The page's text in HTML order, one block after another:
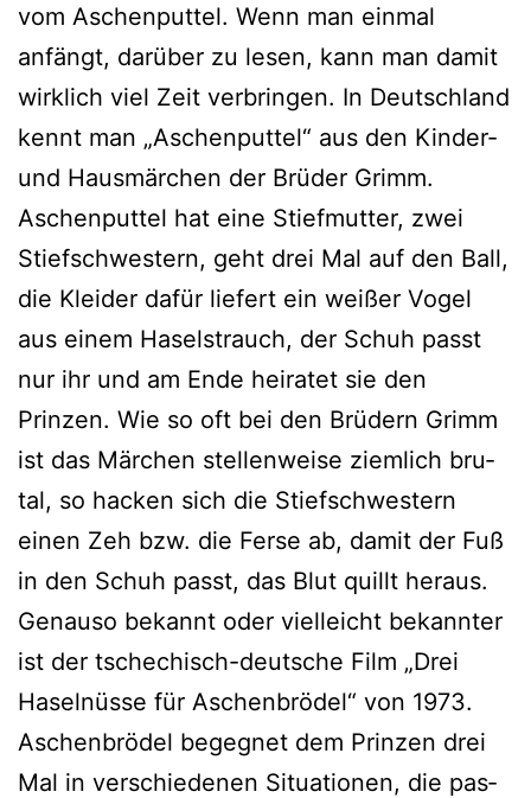
vom Aschenputtel. Wenn man ein­mal
anfängt, dar­über zu lesen, kann man damit
wirk­lich viel Zeit ver­brin­gen. In Deutschland
kennt man „Aschenputtel“ aus den Kinder-
und Hausmärchen der Brüder Grimm.
Aschenputtel hat eine Stiefmutter, zwei
Stiefschwestern, geht drei Mal auf den Ball,
die Kleider dafür lie­fert ein wei­ßer Vogel
aus einem Haselstrauch, der Schuh passt
nur ihr und am Ende hei­ra­tet sie den
Prinzen. Wie so oft bei den Brüdern Grimm
ist das Märchen stel­len­wei­se ziem­lich bru­
tal, so hacken sich die Stiefschwestern
einen Zeh bzw. die Ferse ab, damit der Fuß
in den Schuh passt, das Blut quillt her­aus.
Genauso bekannt oder viel­leicht bekann­ter
ist der tsche­chisch-deut­sche Film „Drei
Haselnüsse für Aschenbrödel“ von 1973.
Aschenbrödel begeg­net dem Prinzen drei
Mal in ver­schie­de­nen Situationen, die pas­